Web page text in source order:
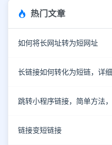
热门文章
如何将长网址转为短网址
长链接如何转化为短链，详
跳转小程序链接，简单方法
链接变短链接